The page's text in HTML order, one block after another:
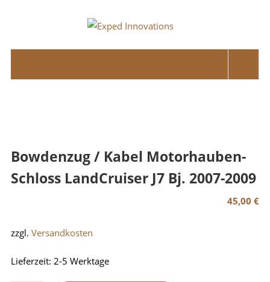
Exped
Bowdenzug / Kabel Motorhauben-
Schloss LandCruiser J7 Bj. 2007-2009
45,00€
zzgl. Versandkosten
Lieferzeit: 2-5 Werktage